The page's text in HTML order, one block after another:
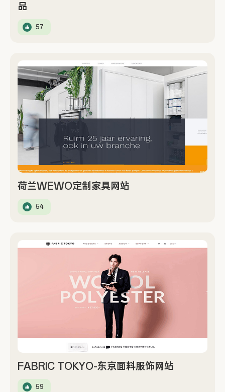
品
57
荷兰WEWO定制家具网站
54
FABRIC TOKYO-东京面料服饰网站
59